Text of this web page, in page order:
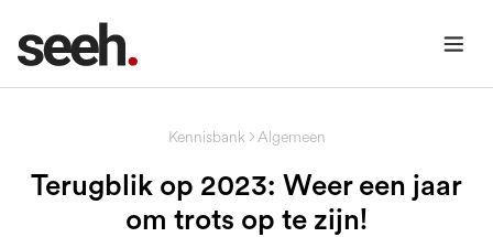
Kennisbank Algemeen
Terugblik op 2023: Weer een jaar
om trots op te zijn!